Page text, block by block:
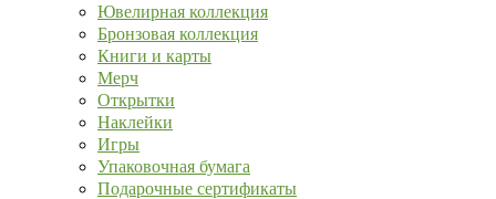
Ювелирная коллекция
Бронзовая коллекция
Книги и карты
Мерч
Открытки
Наклейки
Игры
Упаковочная бумага
Подарочные сертификаты